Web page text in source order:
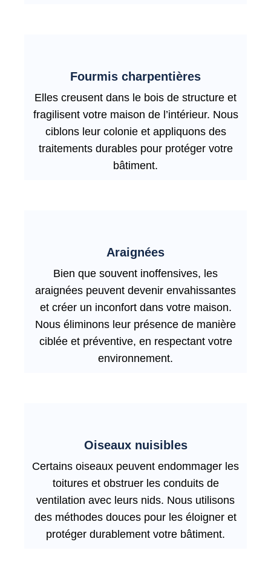
Fourmis charpentières
Elles creusent dans le bois de structure et
fragilisent votre maison de l’intérieur. Nous
ciblons leur colonie et appliquons des
traitements durables pour protéger votre
bâtiment.
Araignées
Bien que souvent inoffensives, les
araignées peuvent devenir envahissantes
et créer un inconfort dans votre maison.
Nous éliminons leur présence de manière
ciblée et préventive, en respectant votre
environnement.
Oiseaux nuisibles
Certains oiseaux peuvent endommager les
toitures et obstruer les conduits de
ventilation avec leurs nids. Nous utilisons
des méthodes douces pour les éloigner et
protéger durablement votre bâtiment.